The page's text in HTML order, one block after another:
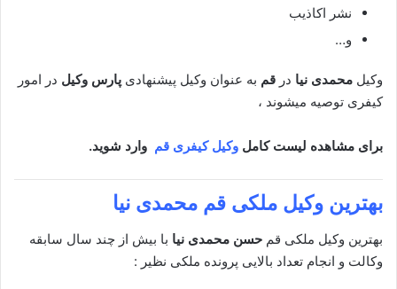
نشر اکاذیب
و…
وکیل محمدی نیا در قم به عنوان وکیل پیشنهادی پارس وکیل در امور
کیفری توصیه میشوند ،
برای مشاهده لیست کامل وکیل کیفری قم وارد شوید.
بهترین وکیل ملکی قم محمدی نیا
بهترین وکیل ملکی قم حسن محمدی نیا با بیش از چند سال سابقه
وکالت و انجام تعداد بالایی پرونده ملکی نظیر :